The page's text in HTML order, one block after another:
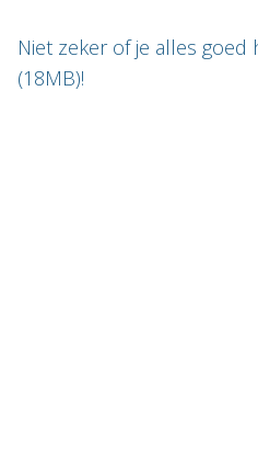
Niet zeker of je alles goed
(18MB)!